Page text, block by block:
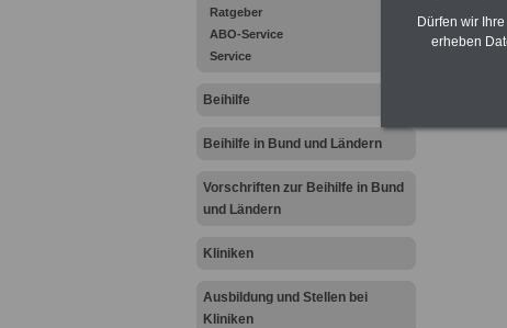
Ratgeber
ABO-Service
Service
Beihilfe
Beihilfe in Bund und Ländern
Vorschriften zur Beihilfe in Bund
und Ländern
Kliniken
Ausbildung und Stellen bei
Kliniken
Dürfen wir
erheben